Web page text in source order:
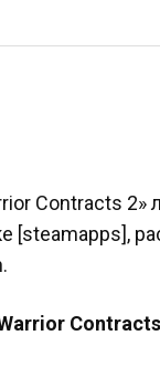
Contracts 2»
[steamapps],